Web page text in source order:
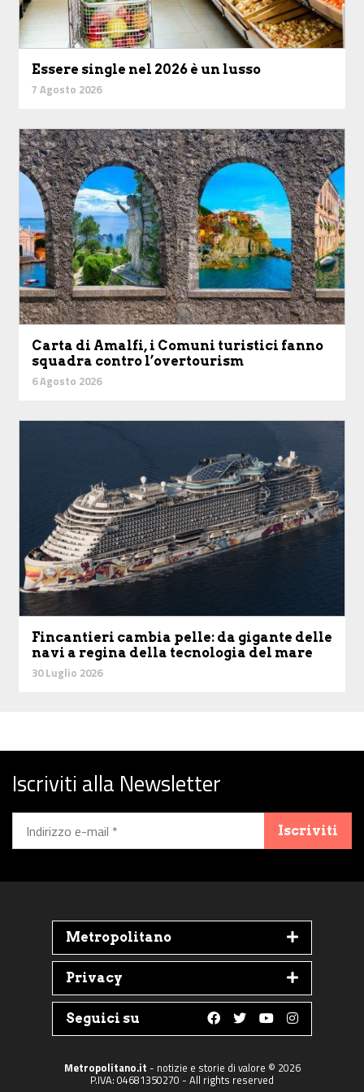
Essere single nel 2026 è un lusso
7 Agosto 2026
Carta di Amalfi, i Comuni turistici fanno
squadra contro l’overtourism
6 Agosto 2026
Fincantieri cambia pelle: da gigante delle
navi a regina della tecnologia del mare
30 Luglio 2026
Iscriviti alla Newsletter
Iscriviti
Metropolitano
Privacy
Seguici su
Follow us on
Follow us on
Follow us on
Follow us
Metropolitano.it - notizie e storie di valore © 2026
P.IVA: 04681350270 - All rights reserved